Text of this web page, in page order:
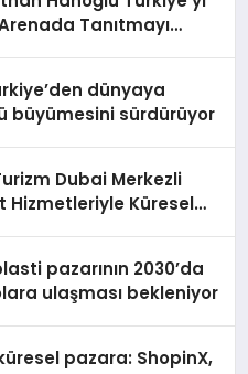
Tanıtmayı
dünyaya
büyümesini sürdürüyor
Dubai Merkezli
Hizmetleriyle Küresel
pazarının 2030’da
ulaşması bekleniyor
pazara: ShopinX,